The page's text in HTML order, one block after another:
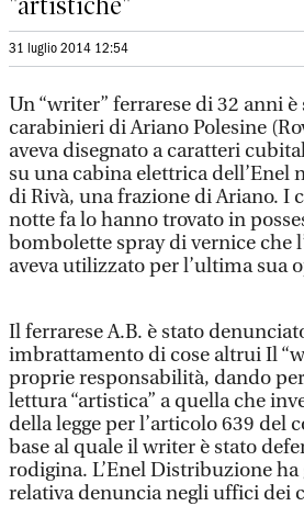
31 luglio 2014 12:54
Un “writer” ferrarese di 32 anni
carabinieri di Ariano Polesine
aveva disegnato a caratteri
su una cabina elettrica dell’Enel
di Rivà, una frazione di Ariano. I
notte fa lo hanno trovato in
bombolette spray di vernice che
aveva utilizzato per l’ultima sua
Il ferrarese A.B. è stato
imbrattamento di cose altrui Il
proprie responsabilità, dando
lettura “artistica” a quella che
della legge per l’articolo 639 del
base al quale il writer è stato
rodigina. L’Enel Distribuzione
relativa denuncia negli uffici dei